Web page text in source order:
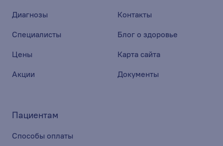
Диагнозы
Специалисты
Цены
Акции
Контакты
Блог о здоровье
Карта сайта
Документы
Пациентам
Способы оплаты